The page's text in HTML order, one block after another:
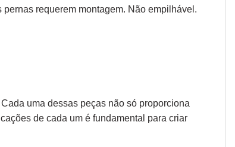
requerem montagem. Não empilhável.
uma dessas peças não só proporciona
de cada um é fundamental para criar